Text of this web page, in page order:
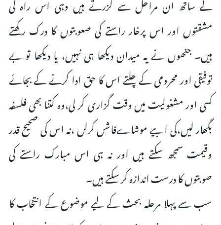
مشقتوں اور اس پرخار راستے کی صعوبتوں کا درک رکھتے
ہیں۔ جنھوں نے یہ میدان دیکھا ہی نہیں، یا دیکھا تو بے
توفیقی اور محرومی کے چلتے اس کا حق ادا کرنے کے بجائے
کسی اور مشغولیت میں وقت گزاری کر لی،وہ کتنا بھی فلسفہ
بگھار لیں،کی ا بیے موشاےفاشں کرلں ،نہ اس کی صحیح قدر
وقیمت سمجھ سکتے ہیں اور نہ ہی اس مبارک راستے کی
صوبتوں کا درست اندازہ کر سکتے ہیں۔
سب سے پہلا مرحلہ بحث کے لیے موضوع کے انتخاب کا